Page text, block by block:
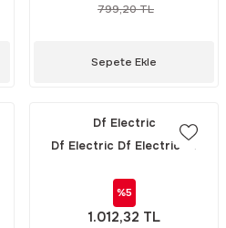
799,20 TL
Sepete Ekle
Df Electric
Df Electric Df Electric Df
(433000) / 1 PAKET (10\'LU)
%5
1.012,32 TL